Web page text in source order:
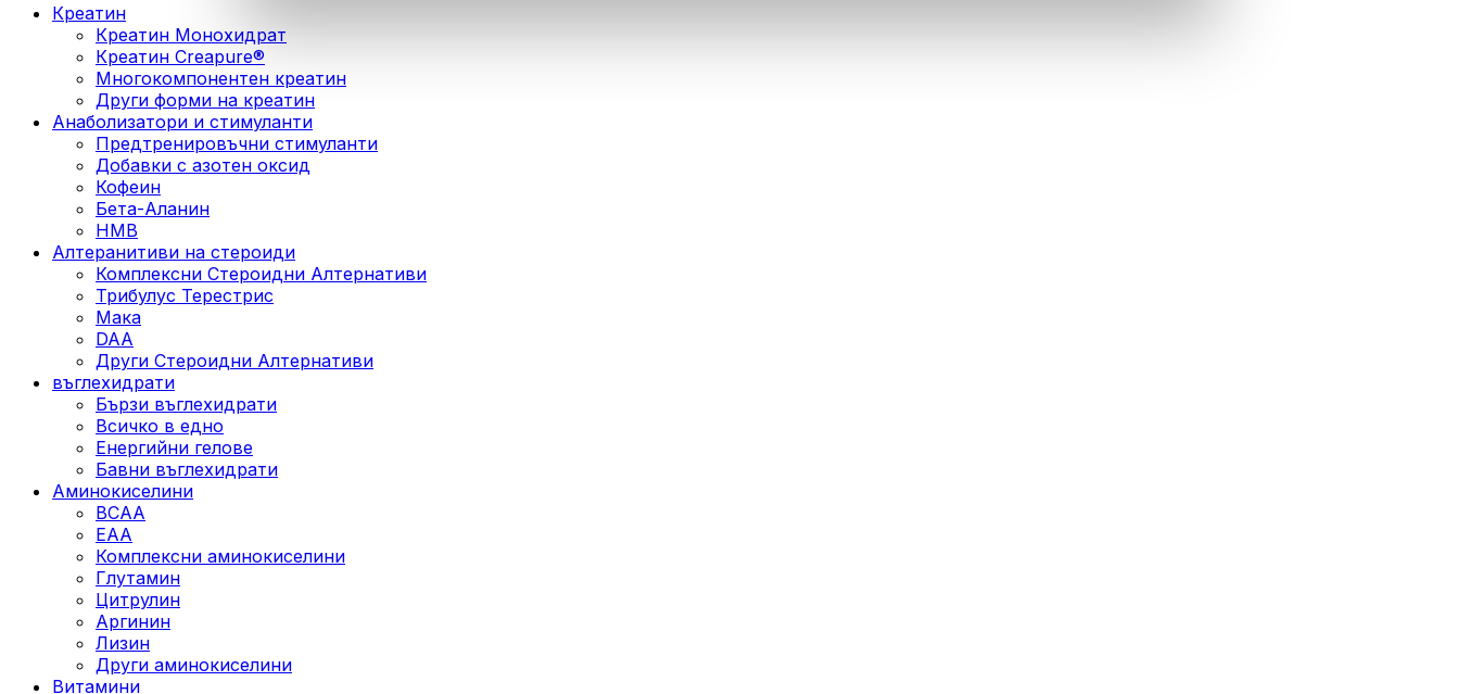
Креатин
Креатин Монохидрат
Креатин Creapure®
Многокомпонентен креатин
Други форми на креатин
Анаболизатори и стимуланти
Предтренировъчни стимуланти
Добавки с азотен оксид
Кофеин
Бета-Аланин
HMB
Алтеранитиви на стероиди
Комплексни Стероидни Алтернативи
Трибулус Терестрис
Maка
DAA
Други Стероидни Алтернативи
въглехидрати
Бързи въглехидрати
Всичко в едно
Енергийни гелове
Бавни въглехидрати
Аминокиселини
BCAA
EAA
Комплексни аминокиселини
Глутамин
Цитрулин
Аргинин
Лизин
Други аминокиселини
Витамини